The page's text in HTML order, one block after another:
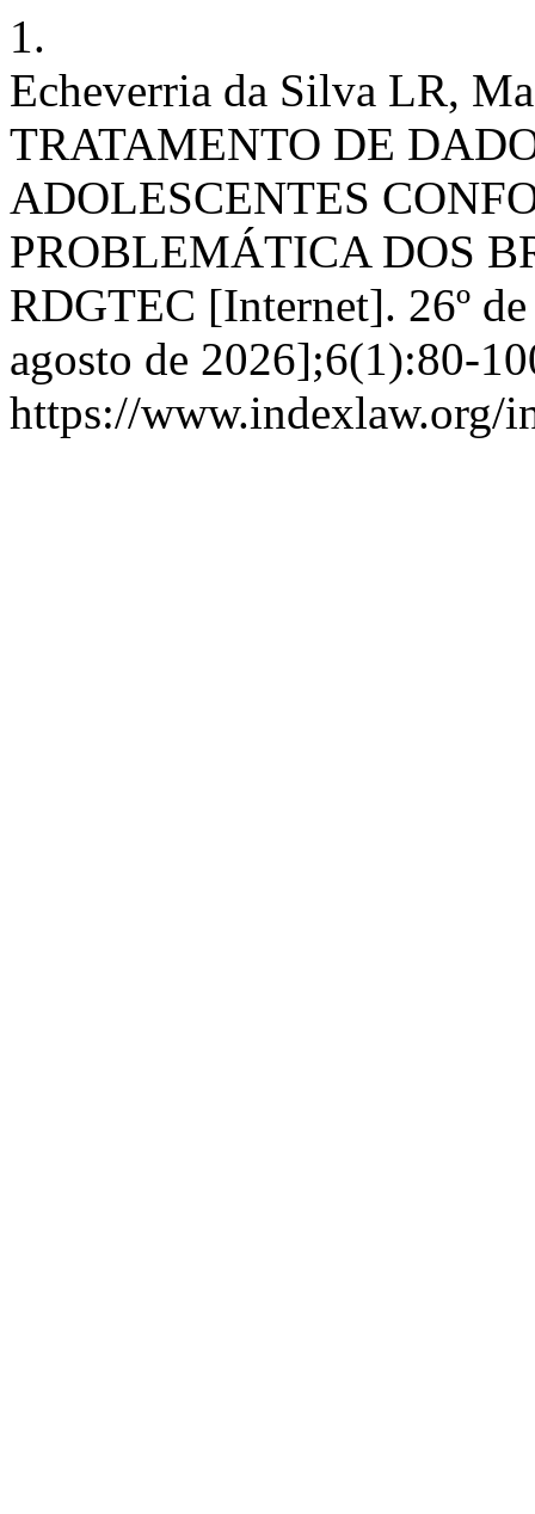
1.
Echeverria da Silva LR,
TRATAMENTO DE
ADOLESCENTES
PROBLEMÁTICA DOS
RDGTEC [Internet]. 26º
agosto de 2026];6(1):80-
https://www.indexlaw.org/